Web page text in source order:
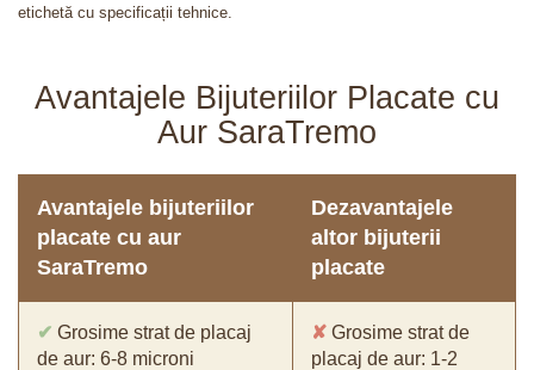
etichetă cu specificații tehnice.
Avantajele Bijuteriilor Placate cu
Aur SaraTremo
Avantajele bijuteriilor
placate cu aur
SaraTremo
Dezavantajele
altor bijuterii
placate
✔ Grosime strat de placaj
de aur: 6-8 microni
✘ Grosime strat de
placaj de aur: 1-2